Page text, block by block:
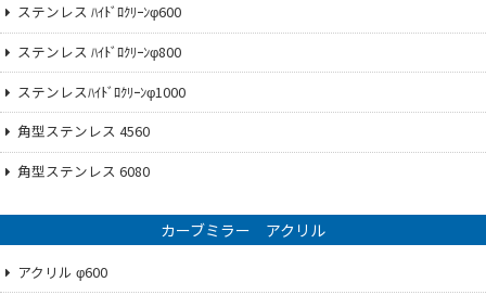
ステンレス ﾊｲﾄﾞﾛｸﾘｰﾝφ600
ステンレス ﾊｲﾄﾞﾛｸﾘｰﾝφ800
ステンレスﾊｲﾄﾞﾛｸﾘｰﾝφ1000
角型ステンレス 4560
角型ステンレス 6080
カーブミラー アクリル
アクリル φ600